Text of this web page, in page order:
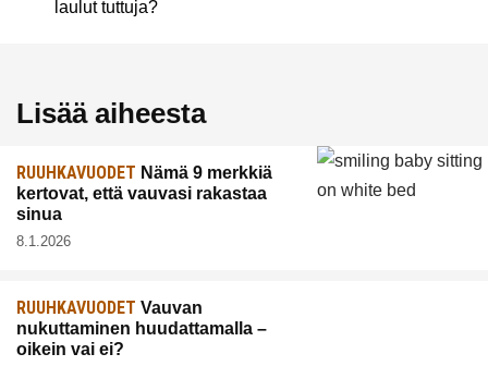
laulut tuttuja?
Lisää aiheesta
RUUHKAVUODET Nämä 9 merkkiä
kertovat, että vauvasi rakastaa
sinua
8.1.2026
RUUHKAVUODET Vauvan
nukuttaminen huudattamalla –
oikein vai ei?